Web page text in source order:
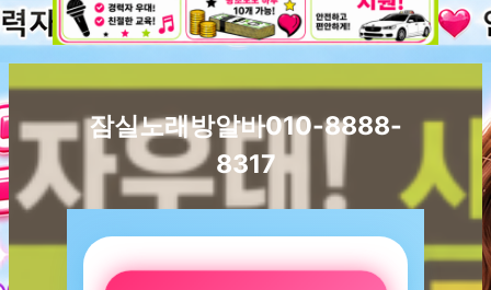
잠실노래방알바010-8888-
8317